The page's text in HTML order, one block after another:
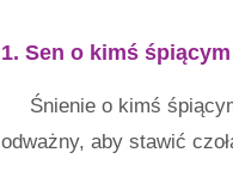
1. Sen o kimś
Śnienie o kimś
odważny, aby stawić